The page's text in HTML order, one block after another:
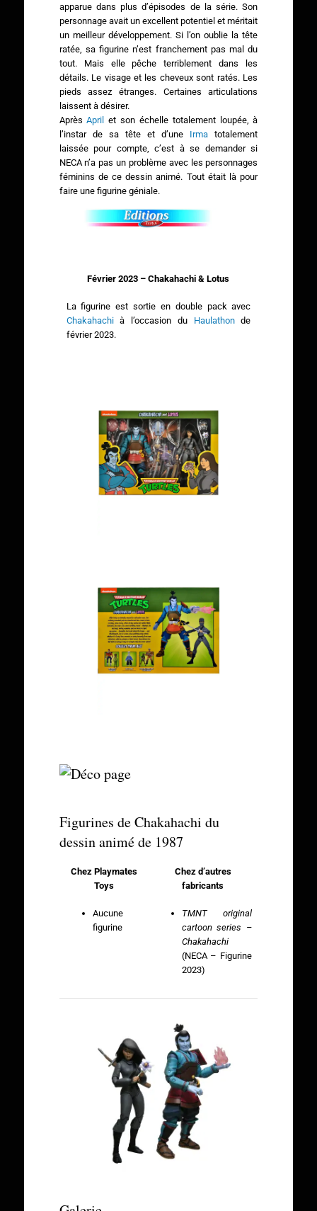
apparue dans plus d’épisodes de la série. Son
personnage avait un excellent potentiel et méritait
un meilleur développement. Si l’on oublie la tête
ratée, sa figurine n’est franchement pas mal du
tout. Mais elle pêche terriblement dans les
détails. Le visage et les cheveux sont ratés. Les
pieds assez étranges. Certaines articulations
laissent à désirer.
AprèsApril et son échelle totalement loupée, à
l’instar de sa tête et d’une Irma totalement
laissée pour compte, c’est à se demander si
NECA n’a pas un problème avec les personnages
féminins de ce dessin animé. Tout était là pour
faire une figurine géniale.
Février 2023 – Chakahachi & Lotus
La figurine est sortie en double pack avec
Chakahachià l’occasion du Haulathonde
février 2023.
Figurines de Chakahachi du
dessin animé de 1987
Chez Playmates
Toys
Aucune
figurine
Chez d’autres
fabricants
TMNT original
cartoon series –
Chakahachi
(NECA – Figurine
2023)